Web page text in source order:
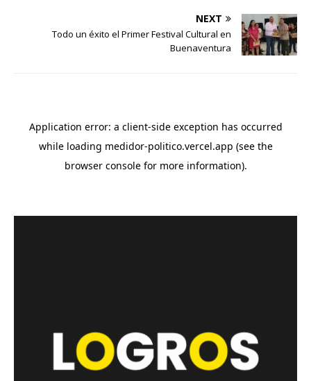
NEXT
Todo un éxito el Primer Festival Cultural en
Buenaventura